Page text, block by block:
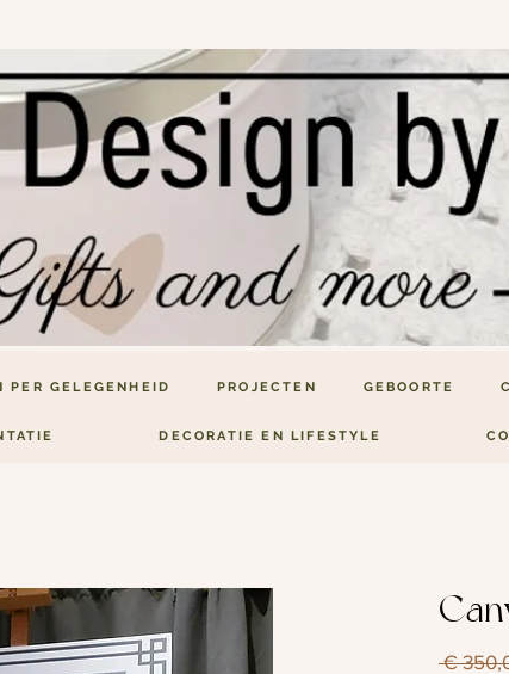
PER GELEGENHEID PROJECTEN GEBOORTE
DECORATIE EN LIFESTYLE
€